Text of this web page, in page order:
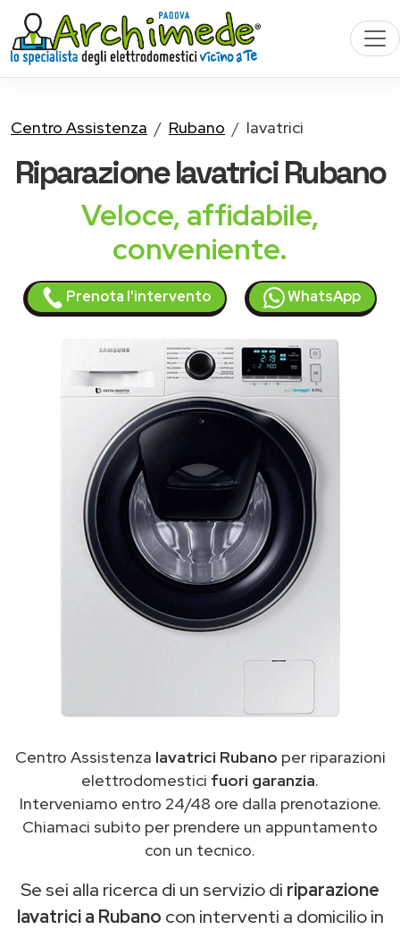
Centro Assistenza Rubano lavatrici
RiparazionelavatriciRubano
Veloce, affidabile,
conveniente.
Prenota l'intervento WhatsApp
Centro Assistenza lavatrici Rubano per riparazioni
elettrodomestici fuori garanzia.
Interveniamo entro 24/48 ore dalla prenotazione.
Chiamaci subito per prendere un appuntamento
con un tecnico.
Se sei alla ricerca di un servizio di riparazione
lavatrici a Rubano con interventi a domicilio in